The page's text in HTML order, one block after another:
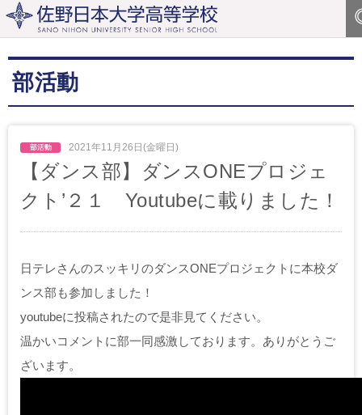
部活動
2021年11月26日(金曜日)
【ダンス部】ダンスONEプロジェ
クト’２１ Youtubeに載りました！
日テレさんのスッキリのダンスONEプロジェクトに本校ダ
ンス部も参加しました！
youtubeに投稿されたので是非見てください。
温かいコメントに部一同感激しております。ありがとうご
ざいます。